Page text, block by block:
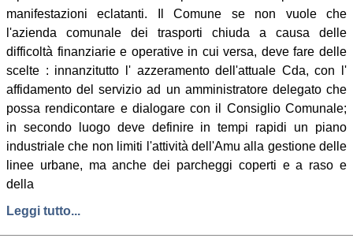
manifestazioni eclatanti. Il Comune se non vuole che
l'azienda comunale dei trasporti chiuda a causa delle
difficoltà finanziarie e operative in cui versa, deve fare delle
scelte : innanzitutto l' azzeramento dell'attuale Cda, con l'
affidamento del servizio ad un amministratore delegato che
possa rendicontare e dialogare con il Consiglio Comunale;
in secondo luogo deve definire in tempi rapidi un piano
industriale che non limiti l'attività dell'Amu alla gestione delle
linee urbane, ma anche dei parcheggi coperti e a raso e
della
Leggi tutto...